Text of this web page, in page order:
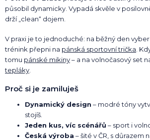
působil dynamicky. Vypadá skvěle v
drží „clean“ dojem.
V praxi je to jednoduché: na běžný den vyber
trénink přepni na pánská sportovní trička .
tomu pánské mikiny– a na volnočasový set
tepláky
Proč si je zamiluješ
Dynamický design – modré tóny
stojíš.
Jeden kus, víc scénářů – sport i
Česká výroba – šité v ČR, s důrazem